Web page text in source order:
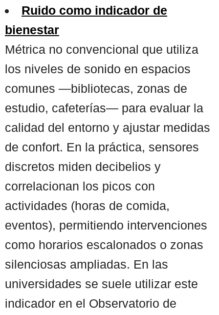
Ruido como indicador de
bienestar
Métrica no convencional que utiliza
los niveles de sonido en espacios
comunes —bibliotecas, zonas de
estudio, cafeterías— para evaluar la
calidad del entorno y ajustar medidas
de confort. En la práctica, sensores
discretos miden decibelios y
correlacionan los picos con
actividades (horas de comida,
eventos), permitiendo intervenciones
como horarios escalonados o zonas
silenciosas ampliadas. En las
universidades se suele utilizar este
indicador en el Observatorio de